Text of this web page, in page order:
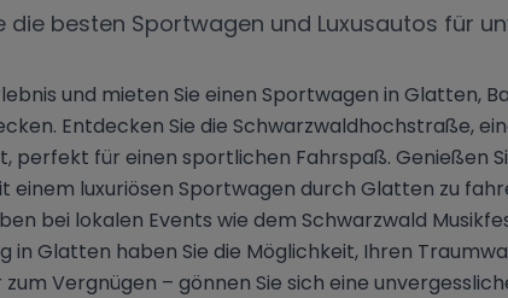
die besten Sportwagen und Luxusautos für
und mieten Sie einen Sportwagen in
Entdecken Sie die Schwarzwaldhochstraße,
für einen sportlichen Fahrspaß. Genießen
einem luxuriösen Sportwagen durch Glatten zu
bei lokalen Events wie dem Schwarzwald
Glatten haben Sie die Möglichkeit, Ihren
Vergnügen – gönnen Sie sich eine